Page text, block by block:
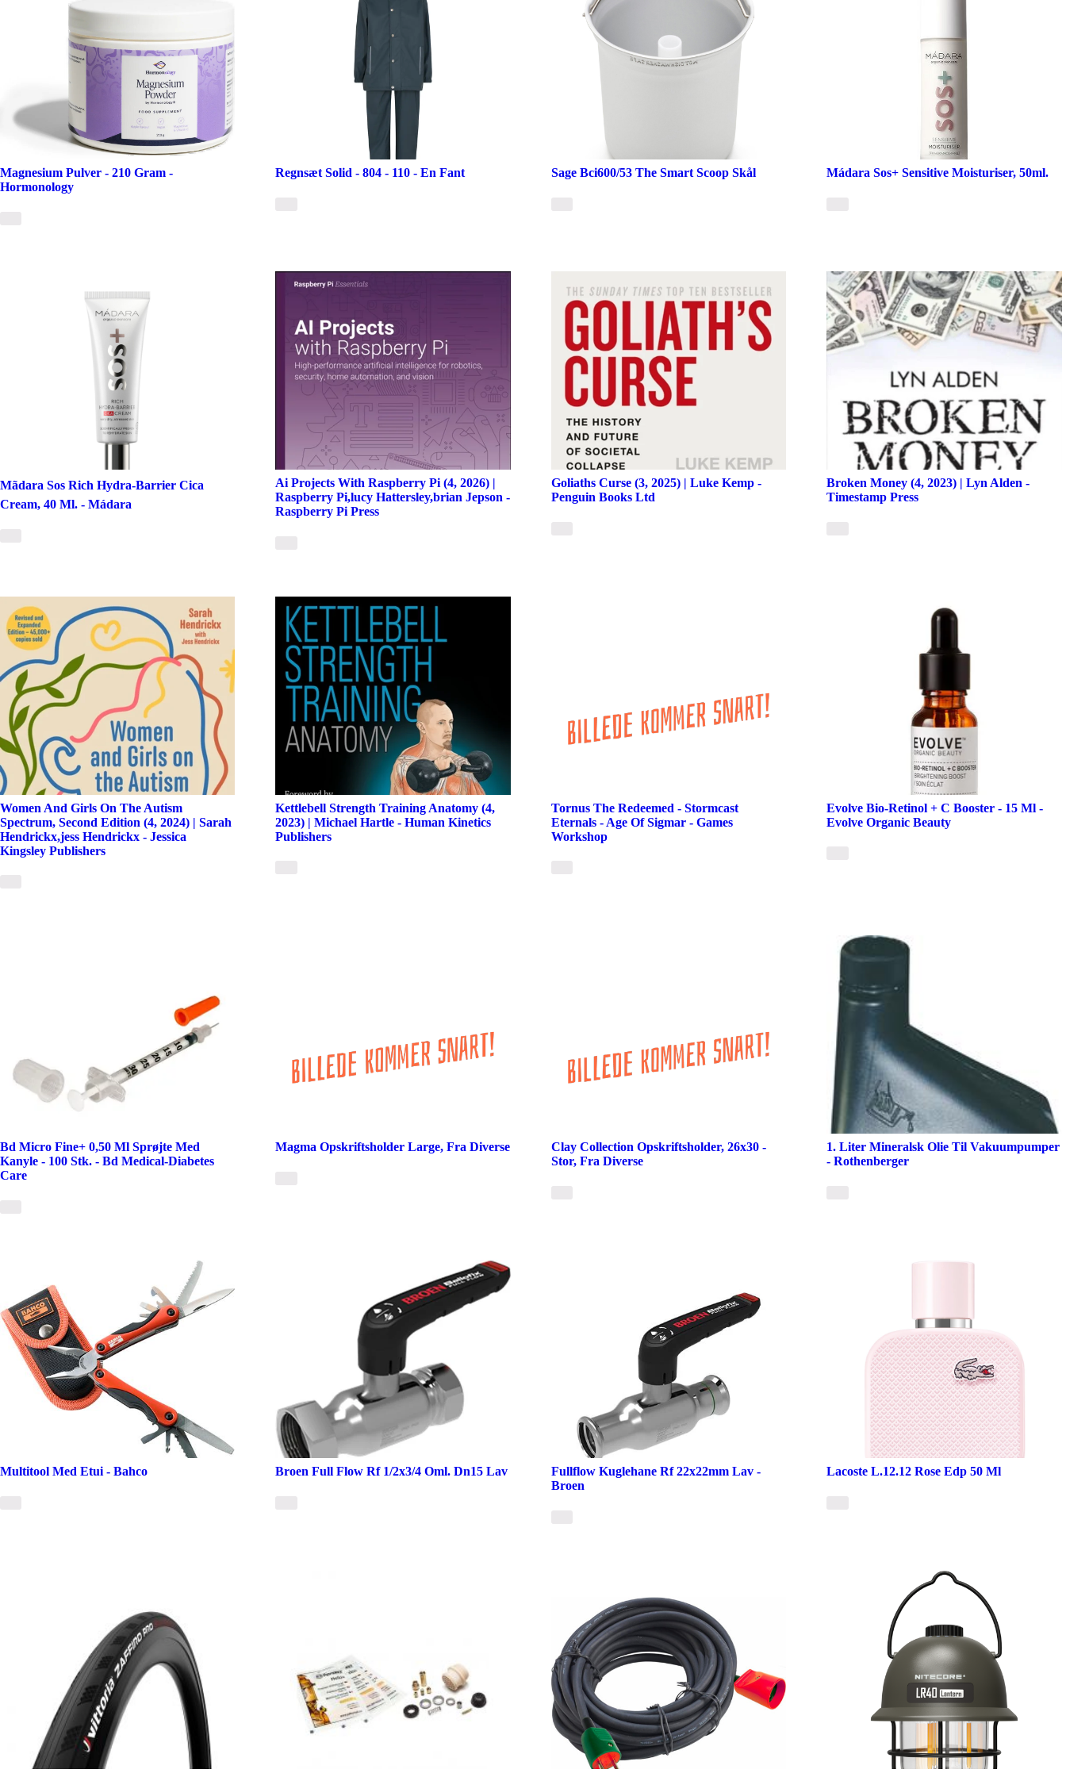
Magnesium Pulver - 210 Gram -
Hormonology
Regnsæt Solid - 804 - 110 - En Fant Sage Bci600/53 The Smart Scoop Skål Mádara Sos+ Sensitive Moisturiser, 50ml.
Mãdara Sos Rich Hydra-Barrier Cica
Cream, 40 Ml. - Mádara
Ai Projects With Raspberry Pi (4, 2026) |
Raspberry Pi,lucy Hattersley,brian Jepson -
Raspberry Pi Press
Goliaths Curse (3, 2025) | Luke Kemp -
Penguin Books Ltd
Broken Money (4, 2023) | Lyn Alden -
Timestamp Press
Women And Girls On The Autism
Spectrum, Second Edition (4, 2024) | Sarah
Hendrickx,jess Hendrickx - Jessica
Kingsley Publishers
Kettlebell Strength Training Anatomy (4,
2023) | Michael Hartle - Human Kinetics
Publishers
Tornus The Redeemed - Stormcast
Eternals - Age Of Sigmar - Games
Workshop
Evolve Bio-Retinol + C Booster - 15 Ml -
Evolve Organic Beauty
Bd Micro Fine+ 0,50 Ml Sprøjte Med
Kanyle - 100 Stk. - Bd Medical-Diabetes
Care
Magma Opskriftsholder Large, Fra Diverse
Clay Collection Opskriftsholder, 26x30 -
Stor, Fra Diverse
1. Liter Mineralsk Olie Til Vakuumpumper
- Rothenberger
Multitool Med Etui - Bahco Broen Full Flow Rf 1/2x3/4 Oml. Dn15 Lav
Fullflow Kuglehane Rf 22x22mm Lav -
Broen
Lacoste L.12.12 Rose Edp 50 Ml